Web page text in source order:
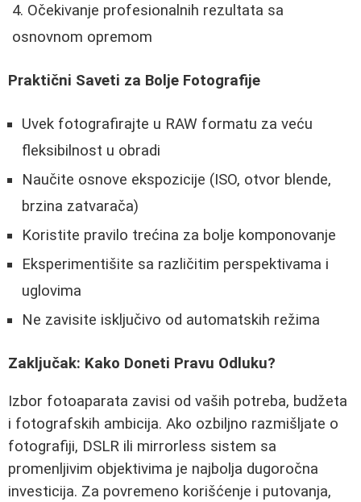
Očekivanje profesionalnih rezultata sa
osnovnom opremom
Praktični Saveti za Bolje Fotografije
Uvek fotografirajte u RAW formatu za veću
fleksibilnost u obradi
Naučite osnove ekspozicije (ISO, otvor blende,
brzina zatvarača)
Koristite pravilo trećina za bolje komponovanje
Eksperimentišite sa različitim perspektivama i
uglovima
Ne zavisite isključivo od automatskih režima
Zaključak: Kako Doneti Pravu Odluku?
Izbor fotoaparata zavisi od vaših potreba, budžeta
i fotografskih ambicija. Ako ozbiljno razmišljate o
fotografiji, DSLR ili mirrorless sistem sa
promenljivim objektivima je najbolja dugoročna
investicija. Za povremeno korišćenje i putovanja,